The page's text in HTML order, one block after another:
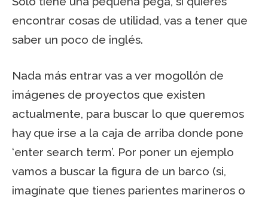
encontrar cosas de utilidad, vas a tener que
saber un poco de inglés.
Nada más entrar vas a ver mogollón de
imágenes de proyectos que existen
actualmente, para buscar lo que queremos
hay que irse a la caja de arriba donde pone
‘enter search term’. Por poner un ejemplo
vamos a buscar la figura de un barco (si,
imagínate que tienes parientes marineros o